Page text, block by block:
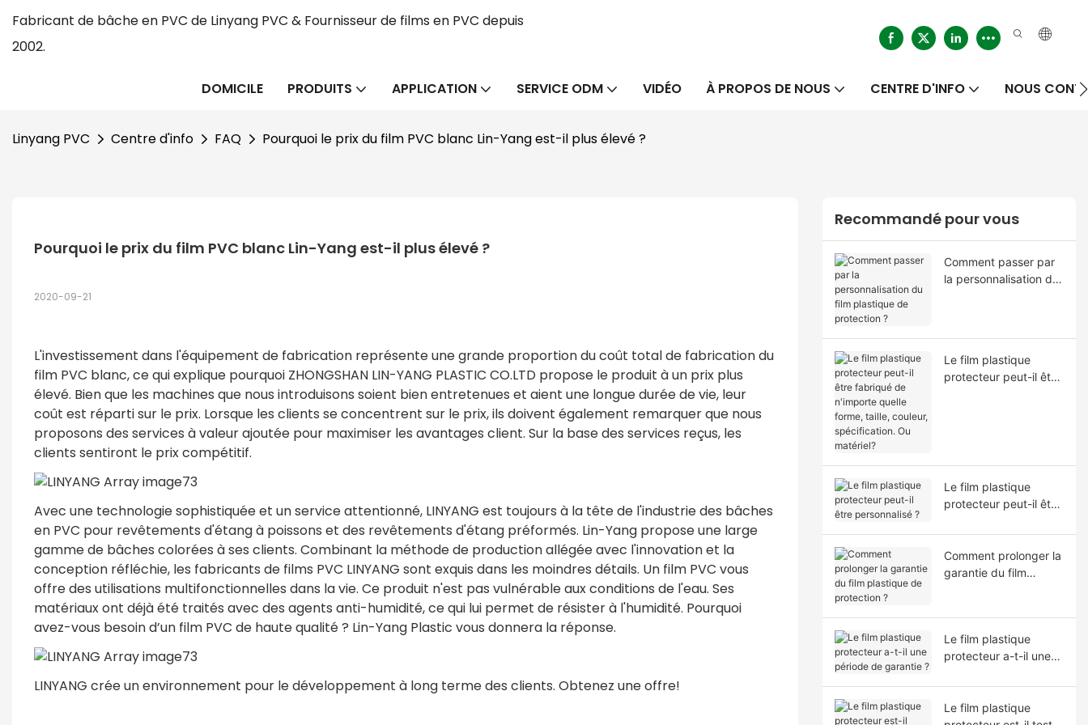
Fabricant de bâche en PVC de Linyang PVC & Fournisseur de films en PVC depuis
2002.
DOMICILE PRODUITS APPLICATION SERVICE ODM VIDÉO À PROPOS DE NOUS CENTRE D'INFO NOUS
Linyang PVC Centre d'info FAQ Pourquoi le prix du film PVC blanc Lin-Yang est-il plus élevé ?
Pourquoi le prix du film PVC blanc Lin-Yang est-il plus élevé ?
2020-09-21
L'investissement dans l'équipement de fabrication représente une grande proportion du coût total de fabrication du
film PVC blanc, ce qui explique pourquoi ZHONGSHAN LIN-YANG PLASTIC CO.LTD propose le produit à un prix plus
élevé. Bien que les machines que nous introduisons soient bien entretenues et aient une longue durée de vie, leur
coût est réparti sur le prix. Lorsque les clients se concentrent sur le prix, ils doivent également remarquer que nous
proposons des services à valeur ajoutée pour maximiser les avantages client. Sur la base des services reçus, les
clients sentiront le prix compétitif.
Avec une technologie sophistiquée et un service attentionné, LINYANG est toujours à la tête de l'industrie des bâches
en PVC pour revêtements d'étang à poissons et des revêtements d'étang préformés. Lin-Yang propose une large
gamme de bâches colorées à ses clients. Combinant la méthode de production allégée avec l'innovation et la
conception réfléchie, les fabricants de films PVC LINYANG sont exquis dans les moindres détails. Un film PVC vous
offre des utilisations multifonctionnelles dans la vie. Ce produit n'est pas vulnérable aux conditions de l'eau. Ses
matériaux ont déjà été traités avec des agents anti-humidité, ce qui lui permet de résister à l'humidité. Pourquoi
avez-vous besoin d’un film PVC de haute qualité ? Lin-Yang Plastic vous donnera la réponse.
LINYANG crée un environnement pour le développement à long terme des clients. Obtenez une offre!
Recommandé pour vous
Comment passer par
la personnalisation du
Le film plastique
protecteur peut-il être
Le film plastique
protecteur peut-il être
Comment prolonger la
garantie du film
Le film plastique
protecteur a-t-il une
Le film plastique